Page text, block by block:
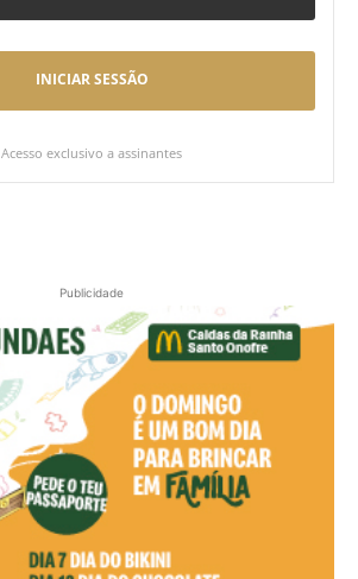
INICIAR SESSÃO
Acesso exclusivo a assinantes
Publicidade